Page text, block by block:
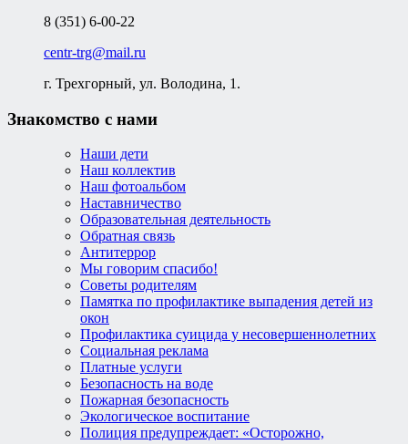
8 (351) 6-00-22
centr-trg@mail.ru
г. Трехгорный, ул. Володина, 1.
Знакомство с нами
Наши дети
Наш коллектив
Наш фотоальбом
Наставничество
Образовательная деятельность
Обратная связь
Антитеррор
Мы говорим спасибо!
Советы родителям
Памятка по профилактике выпадения детей из
окон
Профилактика суицида у несовершеннолетних
Социальная реклама
Платные услуги
Безопасность на воде
Пожарная безопасность
Экологическое воспитание
Полиция предупреждает: «Осторожно,